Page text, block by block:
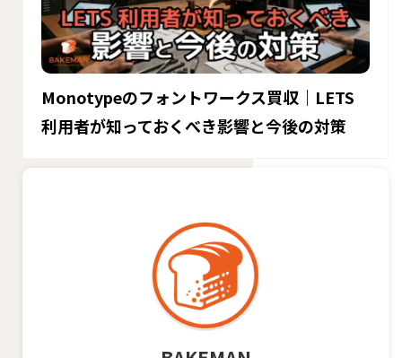
Monotypeのフォントワークス買収｜LETS
利用者が知っておくべき影響と今後の対策